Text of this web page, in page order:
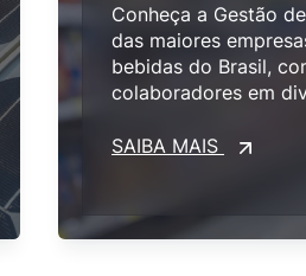
Conheça a Gestão
das maiores
bebidas do Brasil,
colaboradores em
SAIBA MAIS